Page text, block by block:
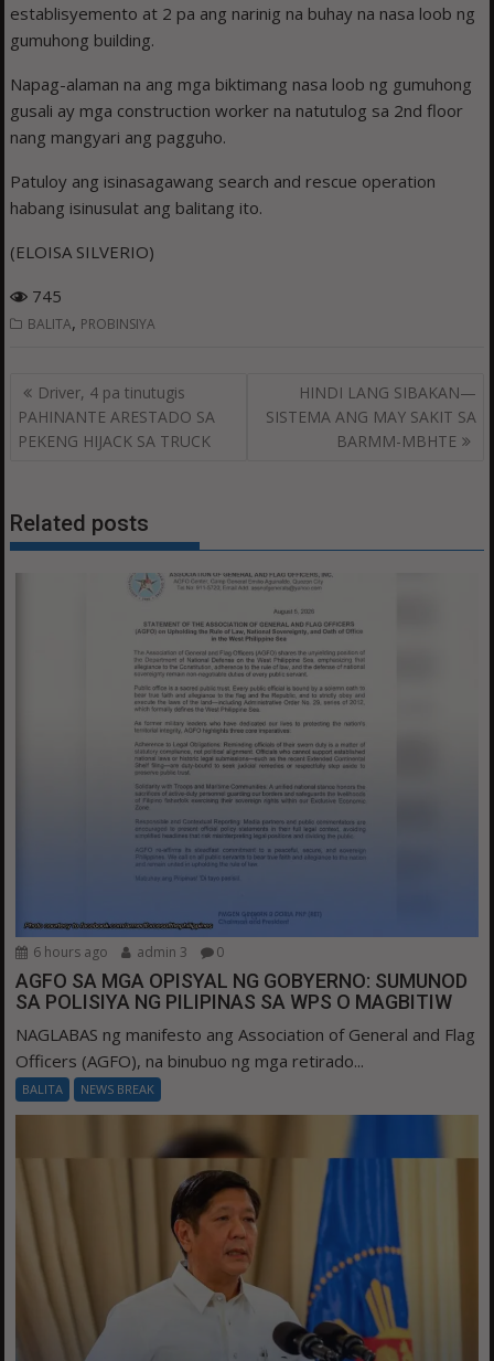
establisyemento at 2 pa ang narinig na buhay na nasa loob ng
gumuhong building.
Napag-alaman na ang mga biktimang nasa loob ng gumuhong
gusali ay mga construction worker na natutulog sa 2nd floor
nang mangyari ang pagguho.
Patuloy ang isinasagawang search and rescue operation
habang isinusulat ang balitang ito.
(ELOISA SILVERIO)
745
BALITA, PROBINSIYA
Post
navigation
Driver, 4 pa tinutugis
PAHINANTE ARESTADO SA
PEKENG HIJACK SA TRUCK
HINDI LANG SIBAKAN—
SISTEMA ANG MAY SAKIT SA
BARMM-MBHTE
Related posts
6 hours ago admin 3 0
AGFO SA MGA OPISYAL NG GOBYERNO: SUMUNOD
SA POLISIYA NG PILIPINAS SA WPS O MAGBITIW
NAGLABAS ng manifesto ang Association of General and Flag
Officers (AGFO), na binubuo ng mga retirado...
BALITA NEWS BREAK